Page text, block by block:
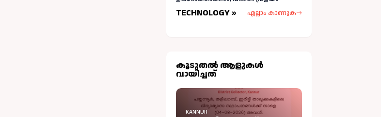
TECHNOLOGY » എല്ലാം കാണുക
കൂടുതല്‍ ആളുകള്‍
വായിച്ചത്
KANNUR